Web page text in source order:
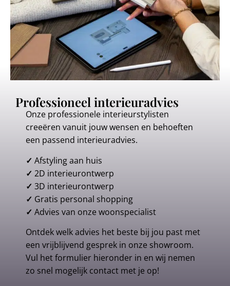
Professioneel interieuradvies
Onze professionele interieurstylisten
creeëren vanuit jouw wensen en behoeften
een passend interieuradvies.
✓ Afstyling aan huis
✓ 2D interieurontwerp
✓ 3D interieurontwerp
✓ Gratis personal shopping
✓ Advies van onze woonspecialist
Ontdek welk advies het beste bij jou past met
een vrijblijvend gesprek in onze showroom.
Vul het formulier hieronder in en wij nemen
zo snel mogelijk contact met je op!